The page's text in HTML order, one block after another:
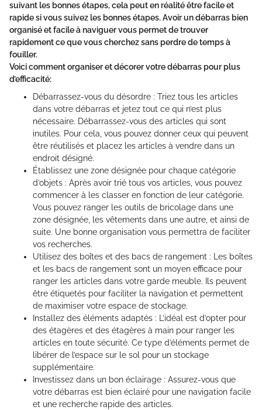
suivant les bonnes étapes, cela peut en réalité être facile et
rapide si vous suivez les bonnes étapes. Avoir un débarras bien
organisé et facile à naviguer vous permet de trouver
rapidement ce que vous cherchez sans perdre de temps à
fouiller.
Voici comment organiser et décorer votre débarras pour plus
d’efficacité:
Débarrassez-vous du désordre : Triez tous les articles
dans votre débarras et jetez tout ce qui n’est plus
nécessaire. Débarrassez-vous des articles qui sont
inutiles. Pour cela, vous pouvez donner ceux qui peuvent
être réutilisés et placez les articles à vendre dans un
endroit désigné.
Établissez une zone désignée pour chaque catégorie
d’objets : Après avoir trié tous vos articles, vous pouvez
commencer à les classer en fonction de leur catégorie.
Vous pouvez ranger les outils de bricolage dans une
zone désignée, les vêtements dans une autre, et ainsi de
suite. Une bonne organisation vous permettra de faciliter
vos recherches.
Utilisez des boîtes et des bacs de rangement : Les boîtes
et les bacs de rangement sont un moyen efficace pour
ranger les articles dans votre garde meuble. Ils peuvent
être étiquetés pour faciliter la navigation et permettent
de maximiser votre espace de stockage.
Installez des éléments adaptés : L’idéal est d’opter pour
des étagères et des étagères à main pour ranger les
articles en toute sécurité. Ce type d’éléments permet de
libérer de l’espace sur le sol pour un stockage
supplémentaire.
Investissez dans un bon éclairage : Assurez-vous que
votre débarras est bien éclairé pour une navigation facile
et une recherche rapide des articles.